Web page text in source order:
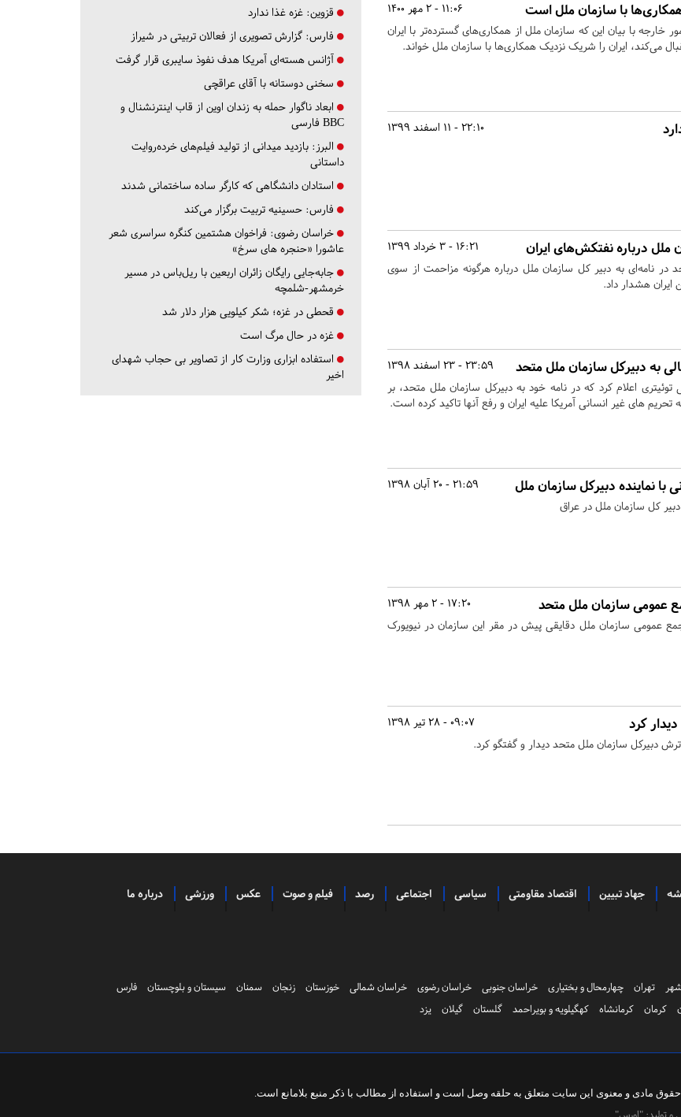
11:06 - 2 مهر 1400 با سازمان ملل است
خارجه با بیان این که سازمان ملل از همکاری‌های گسترده‌تر با ایران
می‌کند، ایران را شریک نزدیک همکاری‌ها با سازمان ملل خواند.
22:10 - 11 اسفند 1399
16:21 - 3 خرداد 1399 ملل درباره نفتکش‌های ایران
در نامه‌ای به دبیر کل سازمان ملل درباره هرگونه مزاحمت از سوی
هشدار داد.
23:59 - 23 اسفند 1398 به دبیرکل سازمان ملل متحد
توئیتری اعلام کرد که در نامه خود به دبیرکل سازمان ملل متحد، بر
های غیر انسانی آمریکا علیه ایران و رفع آنها تاکید کرده است.
21:59 - 20 آبان 1398 نماینده دبیرکل سازمان ملل
دبیر کل سازمان ملل در عراق
17:20 - 2 مهر 1398 عمومی سازمان ملل متحد
عمومی سازمان ملل دقایقی پیش در مقر این سازمان در نیویورک
09:07 - 28 تیر 1398 کرد
دبیرکل سازمان ملل متحد دیدار و گفتگو کرد.
قزوین: غزه غذا ندارد
فارس: گزارش تصویری از فعالان تربیتی در شیراز
آژانس هسته‌ای آمریکا هدف نفوذ سایبری قرار گرفت
سخنی دوستانه با آقای عراقچی
ابعاد ناگوار حمله به زندان اوین از قاب اینترنشنال و
BBC فارسی
البرز: بازدید میدانی از تولید فیلم‌های خرده‌روایت
داستانی
استادان دانشگاهی که کارگر ساده ساختمانی شدند
فارس: حسینیه تربیت برگزار می‌کند
خراسان رضوی: فراخوان هشتمین کنگره سراسری شعر
عاشورا «حنجره های سرخ»
جابه‌جایی رایگان زائران اربعین با ریل‌باس در مسیر
خرمشهر-شلمچه
قحطی در غزه؛ شکر کیلویی هزار دلار شد
غزه در حال مرگ است
استفاده ابزاری وزارت کار از تصاویر بی حجاب شهدای
اخیر
جهاد تبیین اقتصاد مقاومتی سیاسی اجتماعی رصد فیلم و صوت عکس ورزشی درباره ما
تهران چهارمحال و بختیاری خراسان جنوبی خراسان رضوی خراسان شمالی خوزستان زنجان سمنان سیستان و بلوچستان
فارس
کرمان کرمانشاه کهگیلویه و بویراحمد گلستان گیلان یزد
حقوق مادی و معنوی این سایت متعلق به حلقه وصل است و استفاده از مطالب با ذکر منبع بلامانع است.